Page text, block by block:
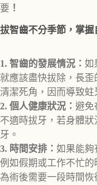
要 ！
拔智齒不分季節，掌握
1. 智齒的發展情況： 如
就應該盡快拔除，長
清潔死角，因而導致蛀
2. 個人健康狀況： 避免
不適時拔牙，若身體
牙。
3. 時間安排： 如果能夠
例如假期或工作不忙
為術後需要一段時間恢